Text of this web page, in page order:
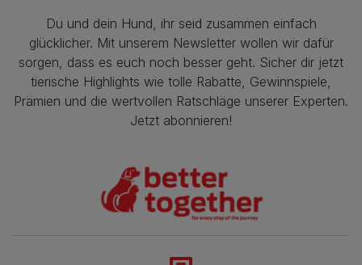
Du und dein Hund, ihr seid zusammen einfach
glücklicher. Mit unserem Newsletter wollen wir dafür
sorgen, dass es euch noch besser geht. Sicher dir jetzt
tierische Highlights wie tolle Rabatte, Gewinnspiele,
Prämien und die wertvollen Ratschläge unserer Experten.
Jetzt abonnieren!